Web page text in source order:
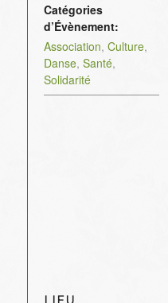
Catégories
d’Évènement:
Association, Culture,
Danse, Santé,
Solidarité